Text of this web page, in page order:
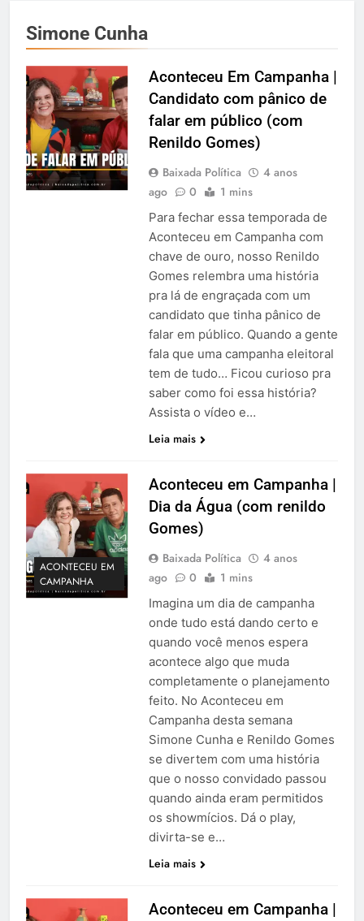
Simone Cunha
Aconteceu Em Campanha |
Candidato com pânico de
falar em público (com
Renildo Gomes)
Baixada Política
4 anos
ago
0 1 mins
Para fechar essa temporada de
Aconteceu em Campanha com
chave de ouro, nosso Renildo
Gomes relembra uma história
pra lá de engraçada com um
candidato que tinha pânico de
falar em público. Quando a gente
fala que uma campanha eleitoral
tem de tudo… Ficou curioso pra
saber como foi essa história?
Assista o vídeo e…
Leia mais
ACONTECEU EM
CAMPANHA
Aconteceu em Campanha |
Dia da Água (com renildo
Gomes)
Baixada Política
4 anos
ago
0 1 mins
Imagina um dia de campanha
onde tudo está dando certo e
quando você menos espera
acontece algo que muda
completamente o planejamento
feito. No Aconteceu em
Campanha desta semana
Simone Cunha e Renildo Gomes
se divertem com uma história
que o nosso convidado passou
quando ainda eram permitidos
os showmícios. Dá o play,
divirta-se e…
Leia mais
Aconteceu em Campanha |